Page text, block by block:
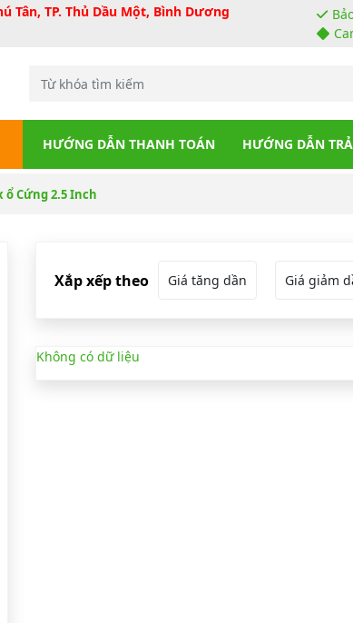
Tân, TP. Thủ Dầu Một, Bình Dương
HƯỚNG DẪN THANH TOÁN HƯỚNG DẪN
ổ Cứng 2.5 Inch
Xắp xếp theo Giá tăng dần Giá giảm
Không có dữ liệu